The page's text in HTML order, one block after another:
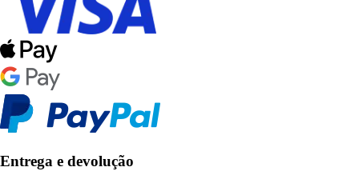
Entrega e devolução